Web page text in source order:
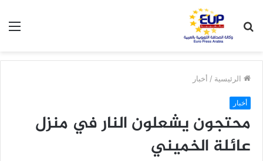
عن
الرئيسية / أخبار
أخبار
محتجون يشعلون النار في منزل
عائلة الخميني